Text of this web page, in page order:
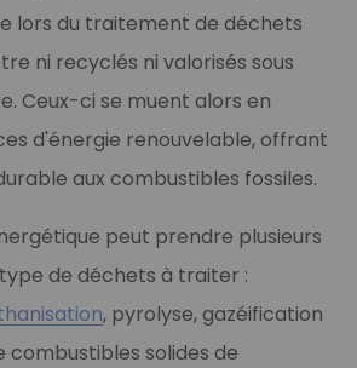
lors du traitement de déchets
ni recyclés ni valorisés sous
Ceux-ci se muent alors en
d'énergie renouvelable, offrant
aux combustibles fossiles.
peut prendre plusieurs
de déchets à traiter :
, pyrolyse, gazéification
combustibles solides de